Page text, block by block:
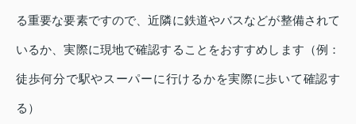
る重要な要素ですので、近隣に鉄道やバスなどが整備されて
いるか、実際に現地で確認することをおすすめします（例：
徒歩何分で駅やスーパーに行けるかを実際に歩いて確認す
る）